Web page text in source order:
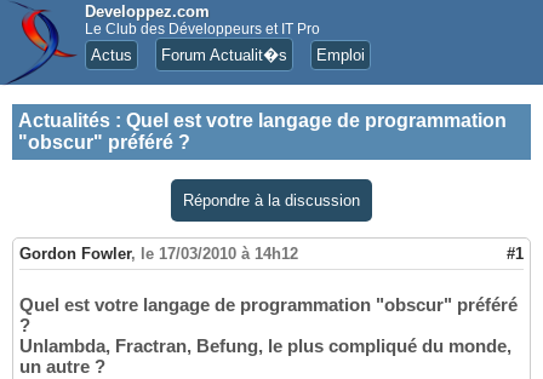
Developpez.com
Le Club des Développeurs et IT Pro
Actus Forum Actualit�s Emploi
Actualités : Quel est votre langage de programmation
"obscur" préféré ?
Répondre à la discussion
Gordon Fowler, le 17/03/2010 à 14h12 #1
Quel est votre langage de programmation "obscur" préféré
?
Unlambda, Fractran, Befung, le plus compliqué du monde,
un autre ?